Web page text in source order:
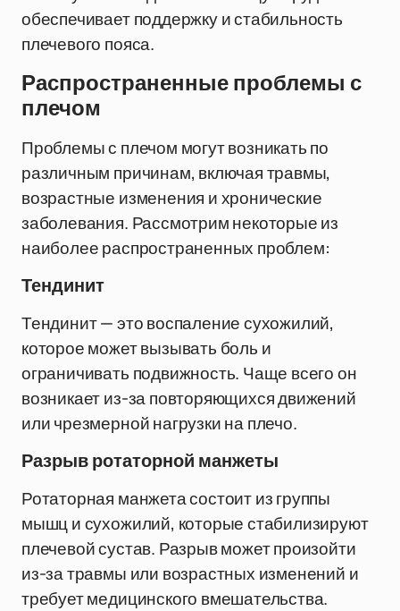
обеспечивает поддержку и стабильность
плечевого пояса.
Распространенные проблемы с
плечом
Проблемы с плечом могут возникать по
различным причинам, включая травмы,
возрастные изменения и хронические
заболевания. Рассмотрим некоторые из
наиболее распространенных проблем:
Тендинит
Тендинит — это воспаление сухожилий,
которое может вызывать боль и
ограничивать подвижность. Чаще всего он
возникает из-за повторяющихся движений
или чрезмерной нагрузки на плечо.
Разрыв ротаторной манжеты
Ротаторная манжета состоит из группы
мышц и сухожилий, которые стабилизируют
плечевой сустав. Разрыв может произойти
из-за травмы или возрастных изменений и
требует медицинского вмешательства.